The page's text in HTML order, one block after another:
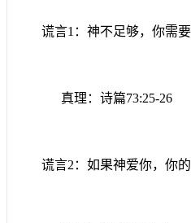
谎言1 ：神不足够，你需
真理：诗篇73:25-26
谎言2 ：如果神爱你，你